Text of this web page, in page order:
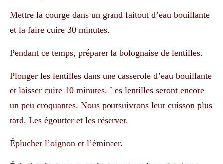
Mettre la courge dans un grand faitout d’eau bouillante
et la faire cuire 30 minutes.
Pendant ce temps, préparer la bolognaise de lentilles.
Plonger les lentilles dans une casserole d’eau bouillante
et laisser cuire 10 minutes. Les lentilles seront encore
un peu croquantes. Nous poursuivrons leur cuisson plus
tard. Les égoutter et les réserver.
Éplucher l’oignon et l’émincer.